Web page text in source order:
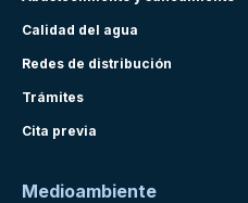
Calidad del agua
Redes de distribución
Trámites
Cita previa
Medioambiente